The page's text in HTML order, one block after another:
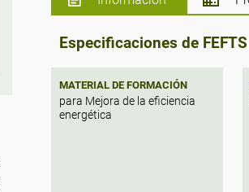
Especificaciones de FEFTS
MATERIAL DE FORMACIÓN
para Mejora de la eficiencia
energética